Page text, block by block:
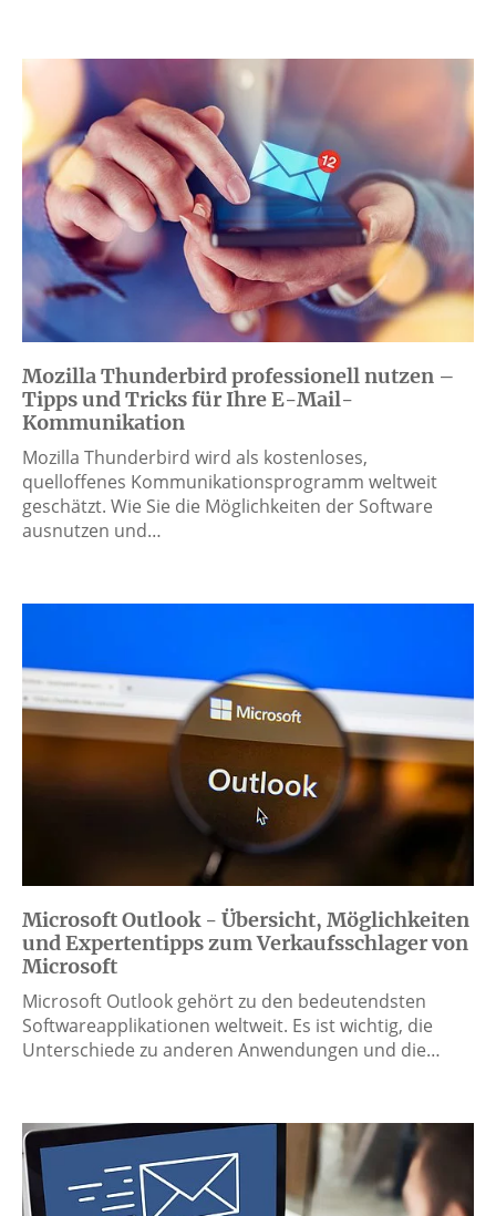
Mozilla Thunderbird professionell nutzen –
Tipps und Tricks für Ihre E-Mail-
Kommunikation
Mozilla Thunderbird wird als kostenloses,
quelloffenes Kommunikationsprogramm weltweit
geschätzt. Wie Sie die Möglichkeiten der Software
ausnutzen und…
Microsoft Outlook - Übersicht, Möglichkeiten
und Expertentipps zum Verkaufsschlager von
Microsoft
Microsoft Outlook gehört zu den bedeutendsten
Softwareapplikationen weltweit. Es ist wichtig, die
Unterschiede zu anderen Anwendungen und die…